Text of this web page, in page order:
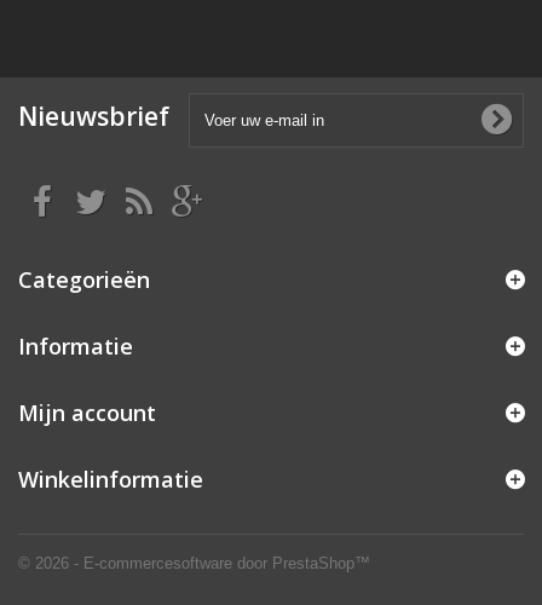
Nieuwsbrief
Categorieën
Informatie
© 2026 - E-commercesoftware door PrestaShop™
Mijn account
Winkelinformatie